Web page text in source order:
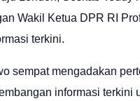
Wakil Ketua DPR RI
terkini.
sempat mengadakan
informasi terkini